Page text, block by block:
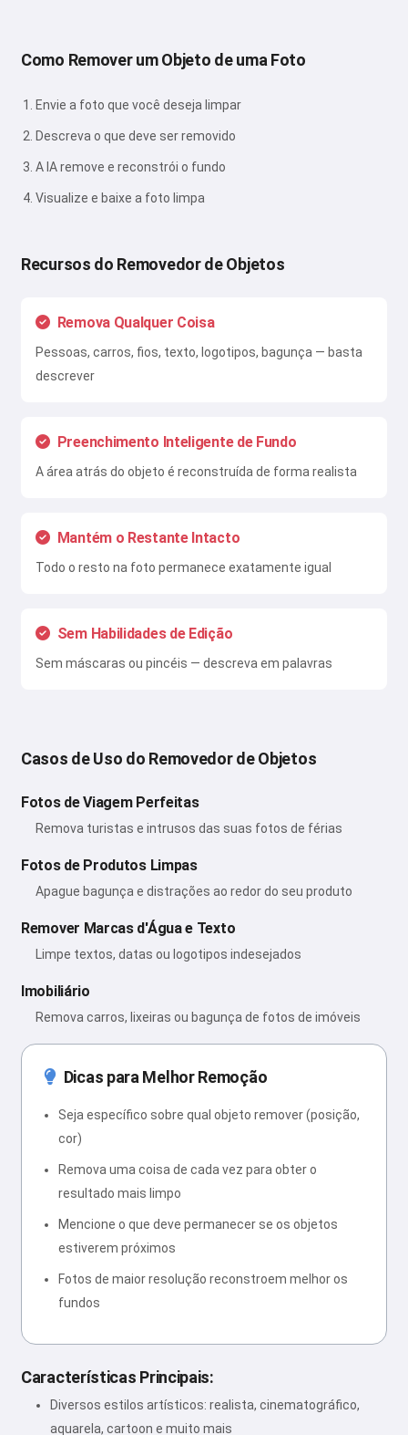
Como Remover um Objeto de uma Foto
Envie a foto que você deseja limpar
Descreva o que deve ser removido
A IA remove e reconstrói o fundo
Visualize e baixe a foto limpa
Recursos do Removedor de Objetos
Remova Qualquer Coisa
Pessoas, carros, fios, texto, logotipos, bagunça — basta
descrever
Preenchimento Inteligente de Fundo
A área atrás do objeto é reconstruída de forma realista
Mantém o Restante Intacto
Todo o resto na foto permanece exatamente igual
Sem Habilidades de Edição
Sem máscaras ou pincéis — descreva em palavras
Casos de Uso do Removedor de Objetos
Fotos de Viagem Perfeitas
Remova turistas e intrusos das suas fotos de férias
Fotos de Produtos Limpas
Apague bagunça e distrações ao redor do seu produto
Remover Marcas d'Água e Texto
Limpe textos, datas ou logotipos indesejados
Imobiliário
Remova carros, lixeiras ou bagunça de fotos de imóveis
Dicas para Melhor Remoção
Seja específico sobre qual objeto remover (posição,
cor)
Remova uma coisa de cada vez para obter o
resultado mais limpo
Mencione o que deve permanecer se os objetos
estiverem próximos
Fotos de maior resolução reconstroem melhor os
fundos
Características Principais:
Diversos estilos artísticos: realista, cinematográfico,
aquarela, cartoon e muito mais